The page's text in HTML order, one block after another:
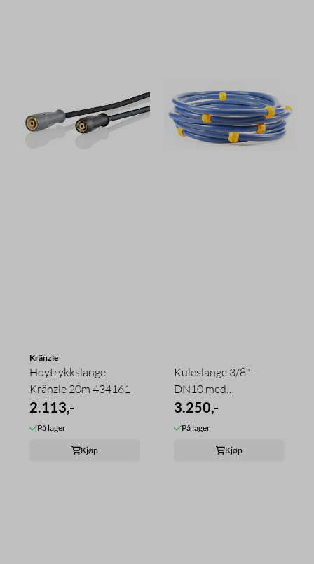
Kränzle
Høytrykkslange
Kränzle 20m 434161
2.113,-
På lager
Kjøp
Kuleslange 3/8" -
DN10 med
vulkaniserte kuler
3.250,-
På lager
Kjøp